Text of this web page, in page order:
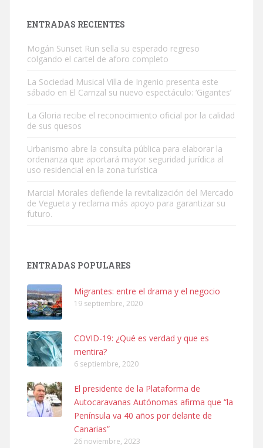
Este gato macho ha aparecido en la calle hace menos de un mes,
Leales.org » Gran Canaria | 9.7.2025
Leales.org » Gran Canaria
SHIBA PERDIDO AVDA JOSE MESA Y LOPEZ
PERRO MACHO RAZA SHIBA CON MICROCHIP PERDIDO HOY
06/07/2025 ZONA MESA Y LOPEZ. ES MUY ASUSTADIZO
Leales.org » Gran Canaria
6.7.2025
ENTRADAS RECIENTES
Mogán Sunset Run sella su esperado regreso
colgando el cartel de aforo completo
La Sociedad Musical Villa de Ingenio presenta este
sábado en El Carrizal su nuevo espectáculo: ‘Gigantes’
La Gloria recibe el reconocimiento oficial por la calidad
de sus quesos
Urbanismo abre la consulta pública para elaborar la
ordenanza que aportará mayor seguridad jurídica al
uso residencial en la zona turística
Marcial Morales defiende la revitalización del Mercado
de Vegueta y reclama más apoyo para garantizar su
futuro.
ENTRADAS POPULARES
Migrantes: entre el drama y el negocio
19 septiembre, 2020
COVID-19: ¿Qué es verdad y que es
mentira?
6 septiembre, 2020
El presidente de la Plataforma de
Autocaravanas Autónomas afirma que “la
Península va 40 años por delante de
Canarias”
26 noviembre, 2023